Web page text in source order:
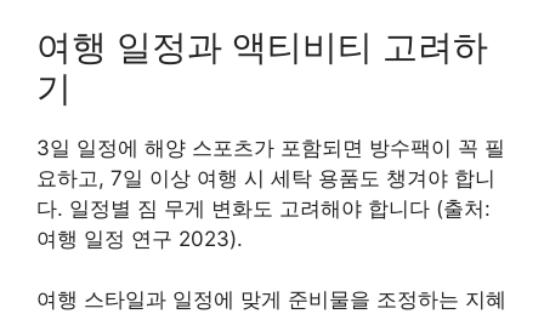
여행 일정과 액티비티 고려하
기
3일 일정에 해양 스포츠가 포함되면 방수팩이 꼭 필
요하고, 7일 이상 여행 시 세탁 용품도 챙겨야 합니
다. 일정별 짐 무게 변화도 고려해야 합니다 (출처:
여행 일정 연구 2023).
여행 스타일과 일정에 맞게 준비물을 조정하는 지혜